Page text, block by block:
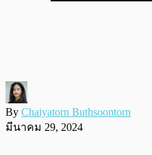
By Chaiyatorn Buthsoontorn
มีนาคม 29, 2024